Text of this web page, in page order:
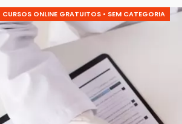
CURSOS ONLINE GRATUITOS • SEM CATEGORIA